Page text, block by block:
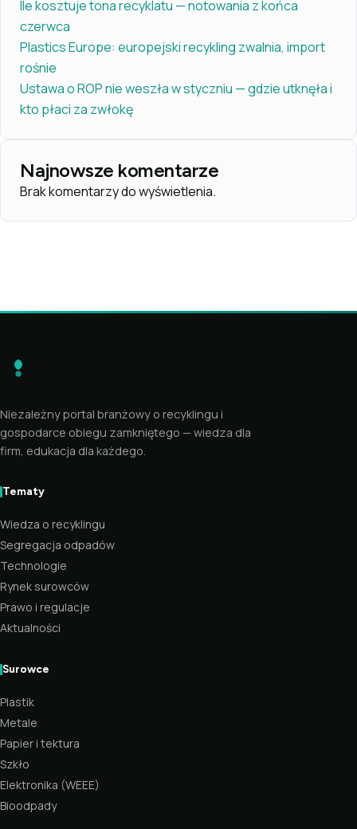
Ile kosztuje tona recyklatu — notowania z końca
czerwca
Plastics Europe: europejski recykling zwalnia, import
rośnie
Ustawa o ROP nie weszła w styczniu — gdzie utknęła i
kto płaci za zwłokę
Najnowsze komentarze
Brak komentarzy do wyświetlenia.
Niezależny portal branżowy o recyklingu i
gospodarce obiegu zamkniętego — wiedza dla
firm, edukacja dla każdego.
Tematy
Wiedza o recyklingu
Segregacja odpadów
Technologie
Rynek surowców
Prawo i regulacje
Aktualności
Surowce
Plastik
Metale
Papier i tektura
Szkło
Elektronika (WEEE)
Bioodpady